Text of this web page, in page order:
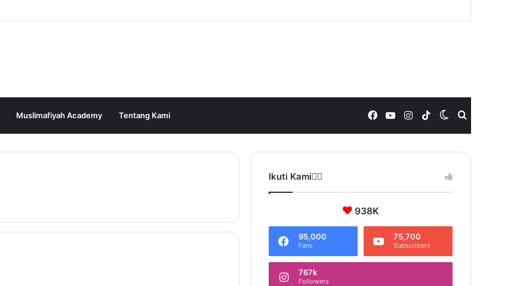
Muslimafiyah Academy Tentang Kami Switch
skin
TikTok
Instagram
YouTube
Facebook
Ikuti Kami❤️‍🔥
938K
95,000
Fans
75,700
Subscribers
767k
Followers